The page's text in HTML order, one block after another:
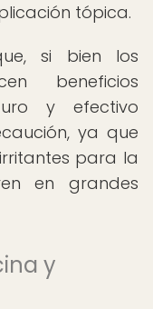
tópica.
si bien los
beneficios
y efectivo
ya que
para la
en grandes
y